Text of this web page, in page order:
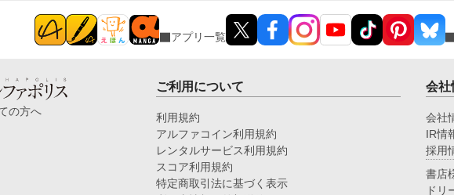
アプリ一覧
の方へ
ご利用について
利用規約
アルファコイン利用規約
レンタルサービス利用規約
スコア利用規約
特定商取引法に基づく表示
会社
会社
IR情
採用
書店
ドリ